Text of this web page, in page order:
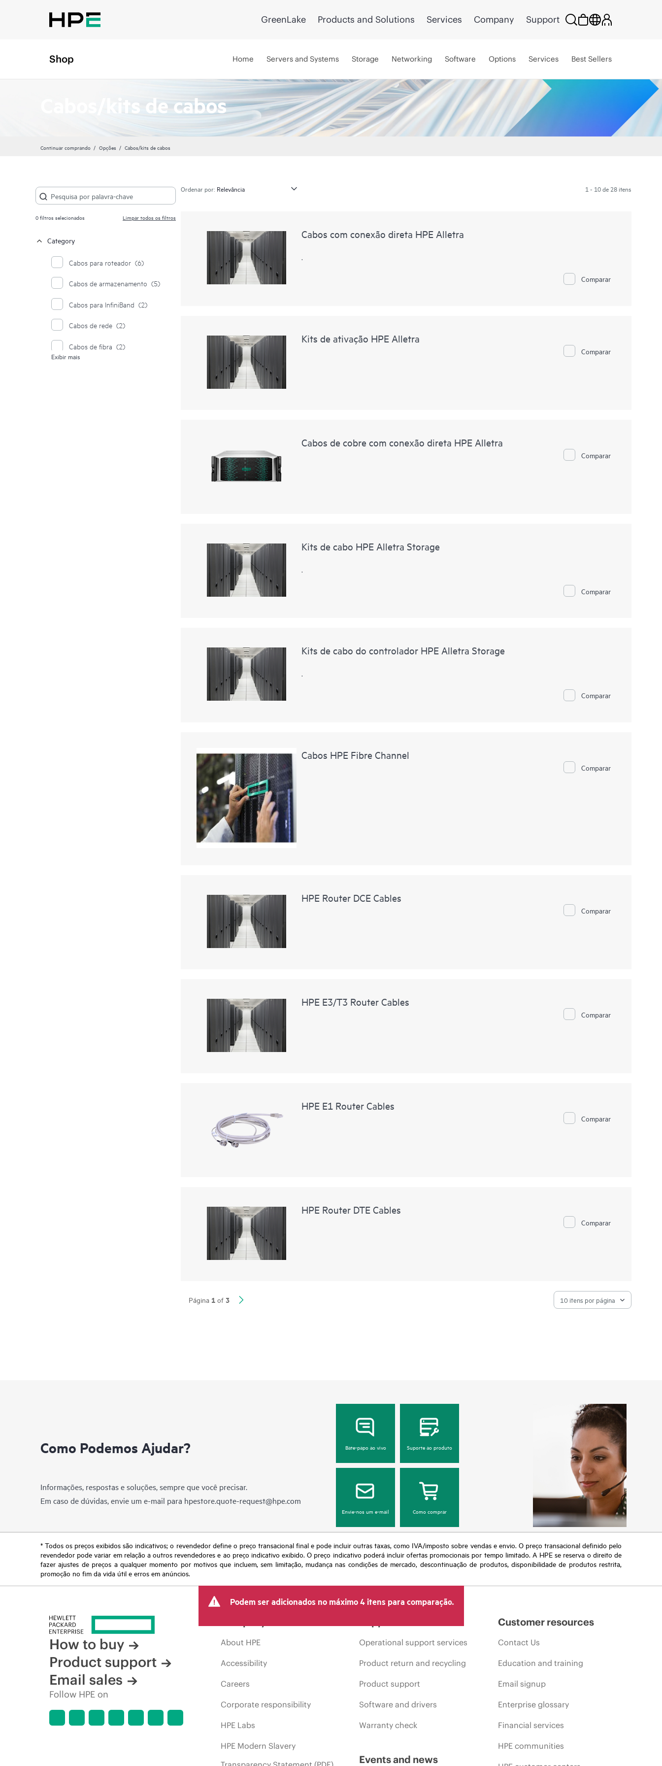
GreenLake Products and Solutions Services Company Support
Shop Home Servers and Systems Storage Networking Software Options Services Best Sellers
Cabos/kits de cabos
Continuar comprando Opções Cabos/kits de cabos
0filtros selecionados Limpar todos os filtros
Category
Cabos para roteador (6)
Cabos de armazenamento (5)
Cabos para InfiniBand (2)
Cabos de rede (2)
Cabos de fibra (2)
Exibir mais
Ordenar por: 1 - 10 de 28 itens
Cabos com conexão direta HPE Alletra
.
Comparar
Kits de ativação HPE Alletra
Comparar
Cabos de cobre com conexão direta HPE Alletra
Comparar
Kits de cabo HPE Alletra Storage
.
Comparar
Kits de cabo do controlador HPE Alletra Storage
.
Comparar
Cabos HPE Fibre Channel
Comparar
HPE Router DCE Cables
Comparar
HPE E3/T3 Router Cables
Comparar
HPE E1 Router Cables
Comparar
HPE Router DTE Cables
Comparar
Página 1 of 3
Como Podemos Ajudar?
Informações, respostas e soluções, sempre que você precisar.
Em caso de dúvidas, envie um e-mail para hpestore.quote-request@hpe.com
Bate-papo ao vivo Suporte ao produto
Envie-nos um e-mail Como comprar
* Todos os preços exibidos são indicativos; o revendedor define o preço transacional final e pode incluir outras taxas, como IVA/imposto sobre vendas e envio. O preço transacional definido pelo
revendedor pode variar em relação a outros revendedores e ao preço indicativo exibido. O preço indicativo poderá incluir ofertas promocionais por tempo limitado. A HPE se reserva o direito de
fazer ajustes de preços a qualquer momento por motivos que incluem, sem limitação, mudança nas condições de mercado, descontinuação de produtos, disponibilidade de produtos restrita,
promoção no fim da vida útil e erros em anúncios.
Podem ser adicionados no máximo 4 itens para comparação.
How to buy
Product support
Email sales
Follow HPE on
About HPE
Accessibility
Careers
Corporate responsibility
HPE Labs
HPE Modern Slavery
Operational support services
Product return and recycling
Product support
Software and drivers
Warranty check
Events and news
Customer resources
Contact Us
Education and training
Email signup
Enterprise glossary
Financial services
HPE communities